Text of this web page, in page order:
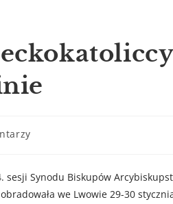
sesji Synodu Biskupów
we Lwowie 29-30